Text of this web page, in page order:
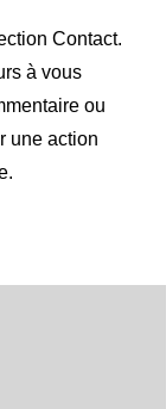
Contact.
à vous
ou
une action